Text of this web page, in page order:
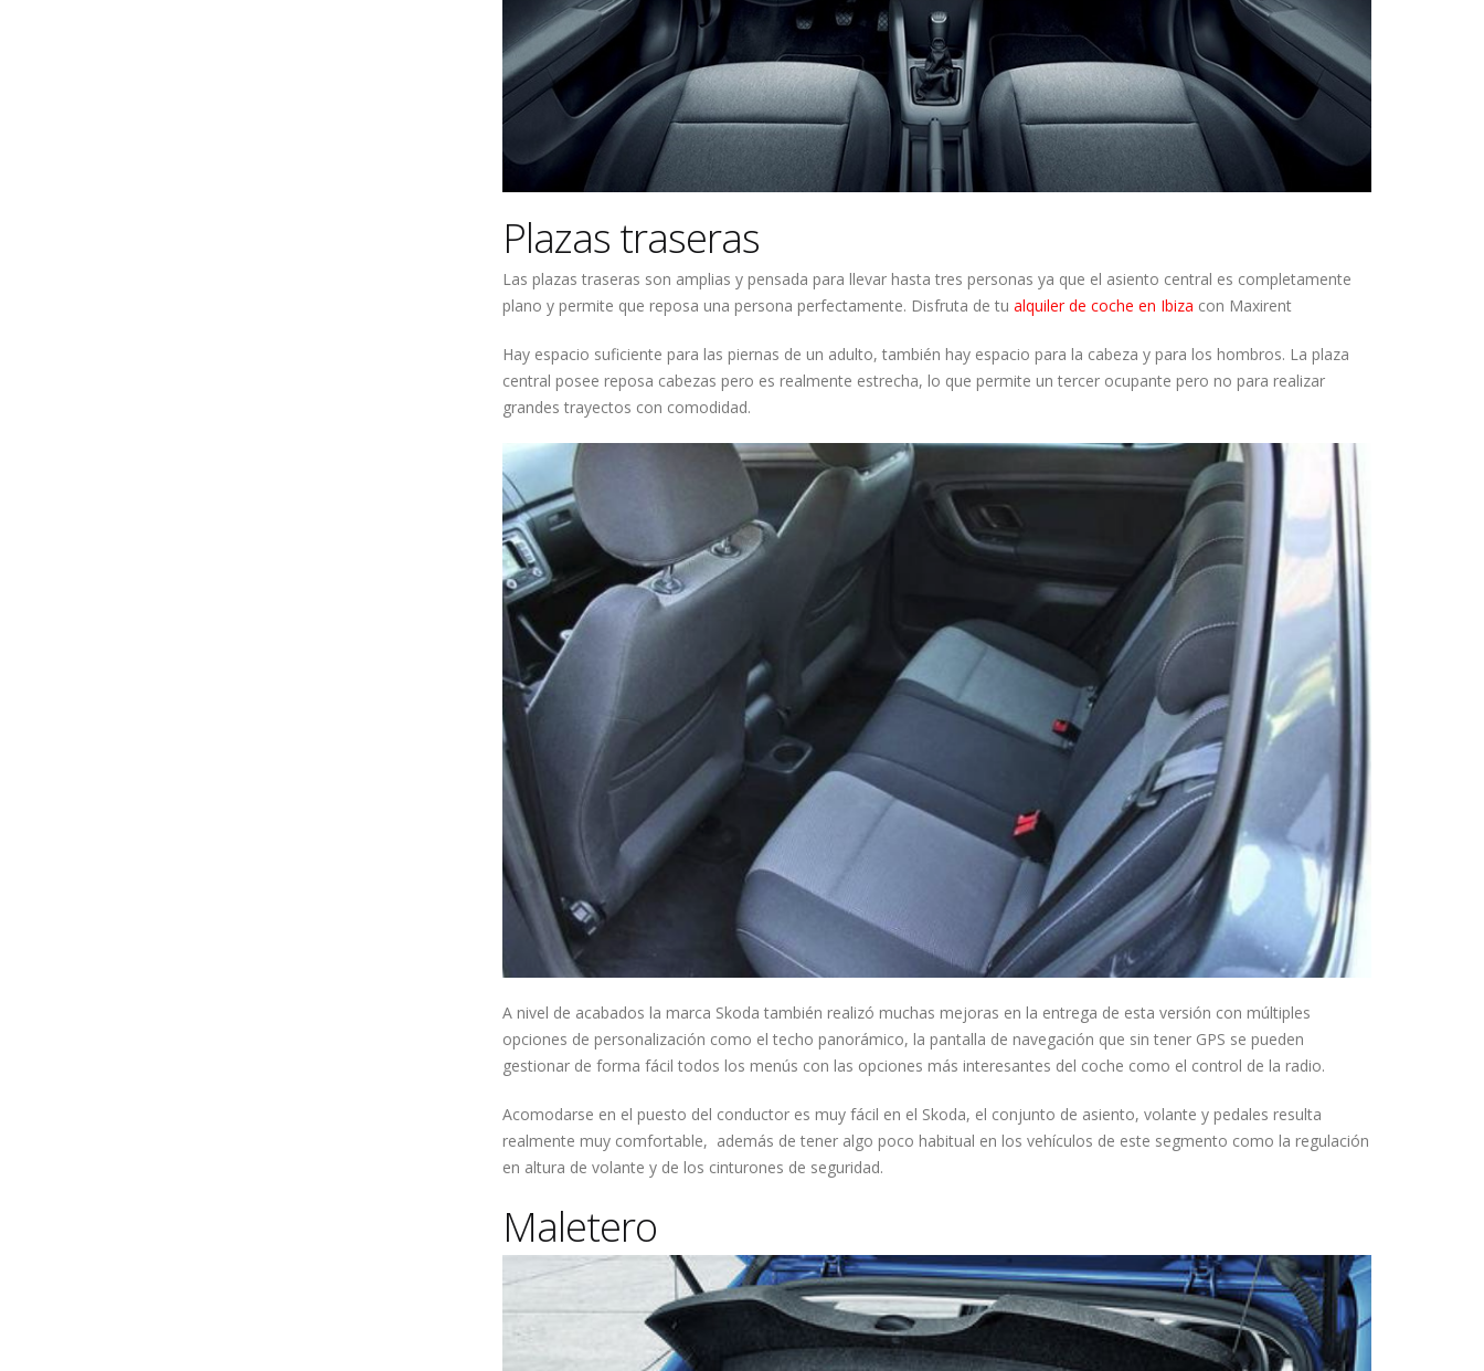
Plazas traseras
Las plazas traseras son amplias y pensada para llevar hasta tres personas ya que el asiento central es completamente
plano y permite que reposa una persona perfectamente. Disfruta de tu alquiler de coche en Ibiza con Maxirent
Hay espacio suficiente para las piernas de un adulto, también hay espacio para la cabeza y para los hombros. La plaza
central posee reposa cabezas pero es realmente estrecha, lo que permite un tercer ocupante pero no para realizar
grandes trayectos con comodidad.
A nivel de acabados la marca Skoda también realizó muchas mejoras en la entrega de esta versión con múltiples
opciones de personalización como el techo panorámico, la pantalla de navegación que sin tener GPS se pueden
gestionar de forma fácil todos los menús con las opciones más interesantes del coche como el control de la radio.
Acomodarse en el puesto del conductor es muy fácil en el Skoda, el conjunto de asiento, volante y pedales resulta
realmente muy comfortable, además de tener algo poco habitual en los vehículos de este segmento como la regulación
en altura de volante y de los cinturones de seguridad.
Maletero